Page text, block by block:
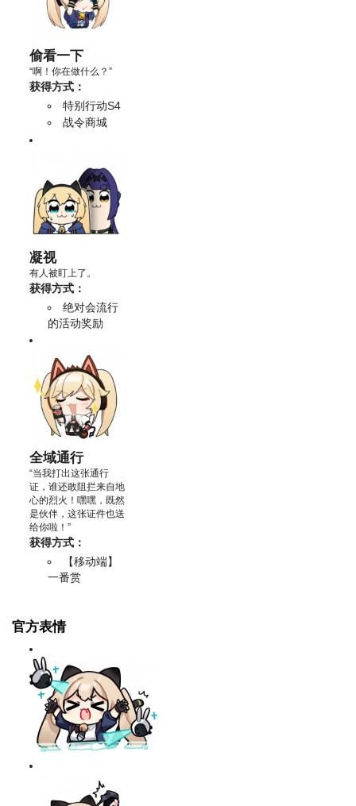
偷看一下
“啊！你在做什么？”
获得方式：
特别行动S4
战令商城
凝视
有人被盯上了。
获得方式：
绝对会流行
的活动奖励
全域通行
“当我打出这张通行
证，谁还敢阻拦来自地
心的烈火！嘿嘿，既然
是伙伴，这张证件也送
给你啦！”
获得方式：
【移动端】
一番赏
官方表情